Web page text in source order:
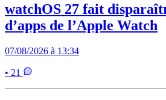
watchOS 27 fait
d’apps de l’Apple Watch
07/08/2026 à 13:34
• 21